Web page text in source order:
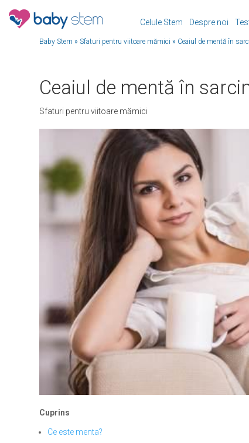
Celule Stem Despre noi
Baby Stem » Sfaturi pentru viitoare mămici » Ceaiul de mentă în
Ceaiul de mentă în
Sfaturi pentru viitoare mămici
Cuprins
Ce este menta?